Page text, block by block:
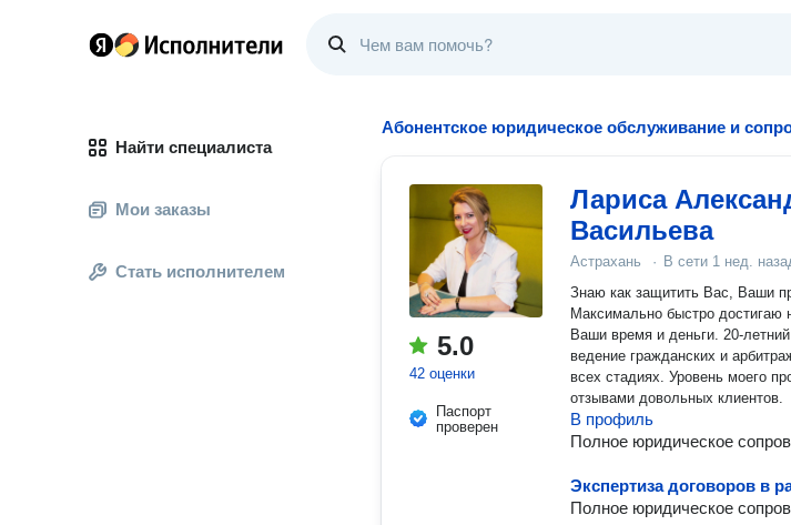
Найти специалиста
Мои заказы
Стать исполнителем
Абонентское юридическое обслуживание и
5.0
42 оценки
Паспорт
проверен
Лариса
Васильева
Астрахань · В сети 1 нед.
Знаю как защитить Вас, Ваши
Максимально быстро достигаю
Ваши время и деньги. 20-летний опыт практической работы-
ведение гражданских и
всех стадиях. Уровень моего
отзывами довольных клиентов.
В профиль
Полное юридическое
Полное юридическое